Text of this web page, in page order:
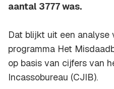
aantal 3777 was.
Dat blijkt uit een analyse
programma Het
op basis van cijfers van
Incassobureau (CJIB).